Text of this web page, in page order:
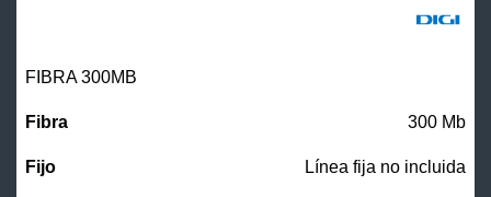
FIBRA 300MB
300 Mb
Línea fija no incluida